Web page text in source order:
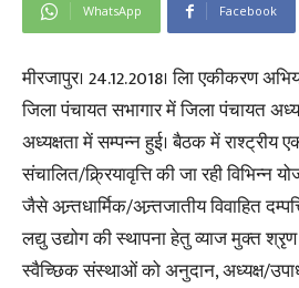
WhatsApp Facebook
मीरजापुर। 24.12.2018। लिा एकीकरण
जिला पंचायत सभागार में जिला पंचायत
अध्यक्षता में सम्पन्न हुई। बैठक में राश्ट्रीय
संचालित/क्र्रियावृत्ति की जा रही विभिन्न
जैसे अन्र्तधार्मिक/अन्र्तजातीय विवाहित
लद्यु उद्योग की स्थापना हेतु व्याज मुक्त
स्वैच्छिक संस्थाओं को अनुदान, अध्यक्ष/